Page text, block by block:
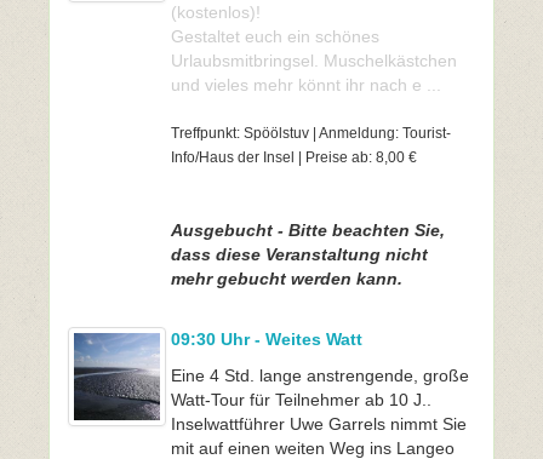
(kostenlos)!
Gestaltet euch ein schönes
Urlaubsmitbringsel. Muschelkästchen
und vieles mehr könnt ihr nach e ...
Treffpunkt: Spöölstuv | Anmeldung: Tourist-
Info/Haus der Insel | Preise ab: 8,00 €
Ausgebucht - Bitte beachten Sie,
dass diese Veranstaltung nicht
mehr gebucht werden kann.
09:30 Uhr - Weites Watt
Eine 4 Std. lange anstrengende, große
Watt-Tour für Teilnehmer ab 10 J..
Inselwattführer Uwe Garrels nimmt Sie
mit auf einen weiten Weg ins Langeo